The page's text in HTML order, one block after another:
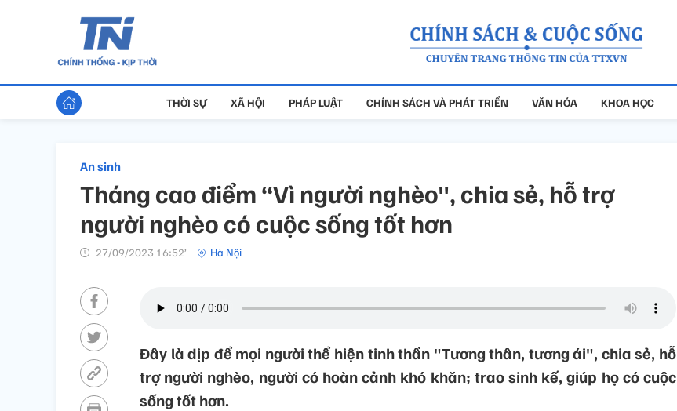
THỜI SỰ XÃ HỘI PHÁP LUẬT CHÍNH SÁCH VÀ PHÁT TRIỂN VĂN HÓA KHOA HỌC
An sinh
Tháng cao điểm “Vì người nghèo", chia sẻ, hỗ trợ
người nghèo có cuộc sống tốt hơn
27/09/2023 16:52’ Hà Nội
Đây là dịp để mọi người thể hiện tinh thần "Tương thân, tương ái", chia sẻ, hỗ
trợ người nghèo, người có hoàn cảnh khó khăn; trao sinh kế, giúp họ có cuộc
sống tốt hơn.